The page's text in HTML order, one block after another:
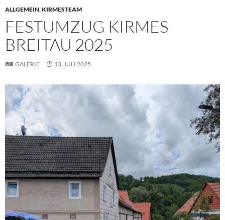
ALLGEMEIN,KIRMESTEAM
FESTUMZUG KIRMES
BREITAU 2025
GALERIE 13. JULI 2025